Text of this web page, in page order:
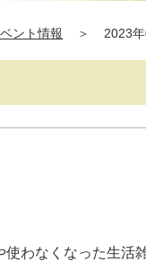
ント情報 ＞ 2023
わなくなった生活